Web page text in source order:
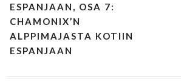
ESPANJAAN, OSA 7:
CHAMONIX’N
ALPPIMAJASTA KOTIIN
ESPANJAAN